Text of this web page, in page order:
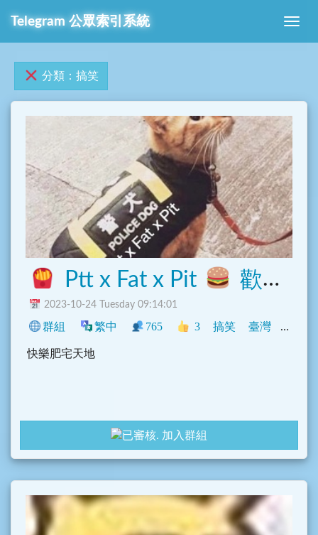
Telegram 公眾索引系統
分類：搞笑
Ptt x Fat x Pit 歡樂溫馨和平肥宅窩
2023-10-24 Tuesday 09:14:01
群組 繁中 765 3 搞笑 臺灣 動漫
快樂肥宅天地
加入群組